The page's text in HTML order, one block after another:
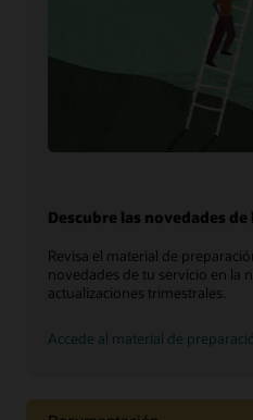
Descubre las novedades
Revisa el material de
novedades de tu servicio en la
actualizaciones trimestrales.
Accede al material de